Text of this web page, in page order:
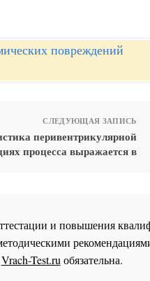
повреждений
СЛЕДУЮЩАЯ ЗАПИСЬ
перивентрикулярной
процесса выражается в
и повышения
Vrach-Test.ruобязательна.